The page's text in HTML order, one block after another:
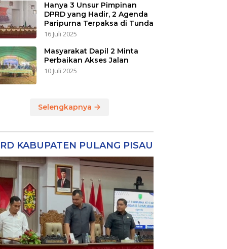
Hanya 3 Unsur Pimpinan
DPRD yang Hadir, 2 Agenda
Paripurna Terpaksa di Tunda
16 Juli 2025
Masyarakat Dapil 2 Minta
Perbaikan Akses Jalan
10 Juli 2025
Selengkapnya
KABUPATEN PULANG PISAU